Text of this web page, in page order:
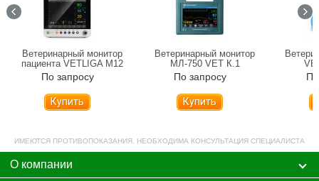
Ветеринарный монитор
пациента VETLIGA M12
По запросу
Купить
Ветеринарный монитор
МЛ-750 VET К.1
По запросу
Купить
ИМЕЮТСЯ ПРОТИВОПОКАЗАНИЯ. НЕОБХОДИМА КОНСУЛЬТАЦИЯ СПЕЦИАЛИСТА
О компании